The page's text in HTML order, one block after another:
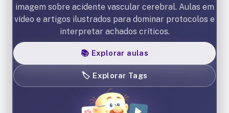
imagem sobre acidente vascular cerebral. Aulas em
vídeo e artigos ilustrados para dominar protocolos e
interpretar achados críticos.
📚 Explorar aulas
🏷️ Explorar Tags